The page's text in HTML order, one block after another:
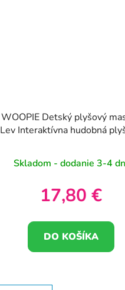
WOOPIE Detský plyšový
Lev Interaktívna hudobná
Skladom - dodanie 3-4
17,80 €
DO KOŠÍKA